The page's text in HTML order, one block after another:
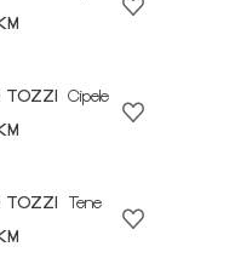
TOZZI
Cipele
TOZZI
Tene